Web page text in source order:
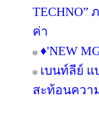
TECHNO”
ค่า
♦️'NEW
เบนท์ลีย์ แ
สะท้อนควา